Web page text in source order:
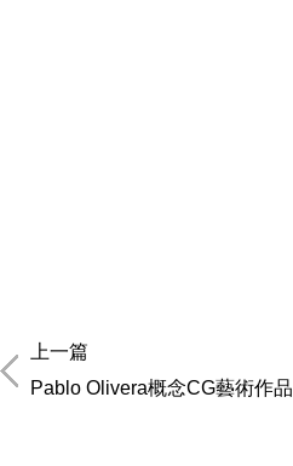
上一篇
Pablo Olivera概念CG藝術作品